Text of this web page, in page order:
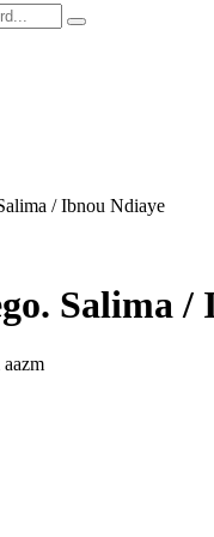
/ Ibnou Ndiaye
Salima